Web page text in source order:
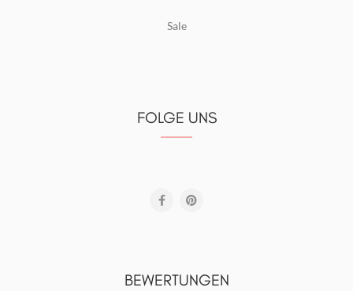
Sale
FOLGE UNS
BEWERTUNGEN